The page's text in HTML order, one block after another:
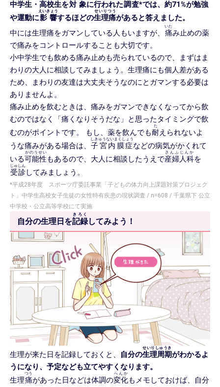
中学生・高校生を対象に行われた調査*では、約71%が勉強
や運動に影響
えいきょう
するほどの生理痛
せいりつう
があると答えました。
中には生理痛をガマンしている人もいますが、 痛
いた
み止めの薬
で痛みをコントロールすることも大切です。
小中学生でも飲める痛み止めも売られているので、まずはま
わりの大人に相談してみましょう。生理痛にも個人差がある
ため、まわりの友達は大丈夫そうなのにとガマンする必要は
ありませんよ。
痛み止めを飲むときは、痛みをガマンできなくなってから飲
むのではなく「痛くなりそうだな」と思ったタイミングで飲
むのがポイントです。 もし、薬を飲んでも耐
た
えられないよ
うな痛みがある場合は、 子宮内膜症
しきゅうないまくしょう
などの病気がかくれて
いる可能性
かのうせい
もあるので、大人に相談したうえで産婦人科
さんふじんか
を
受診
じゅしん
してみましょう。
*平成28年度 スポーツ庁委託事業「子どもの体力向上課題対策プロジェク
ト」中学生高校女子生徒の女性特有疾患の現状調査 / n=608 / 千葉県下 公立
中学校・公立高等学校にて実施
自分の生理日を記録
きろく
してみよう！
生理が来た日を記録しておくと、 自分の生理周期
せいりしゅうき
がわかるよ
うになり、予定なども立てやすくなります。
生理痛
つう
があった日などは体調の変化
へんか
もメモしておけば、自分